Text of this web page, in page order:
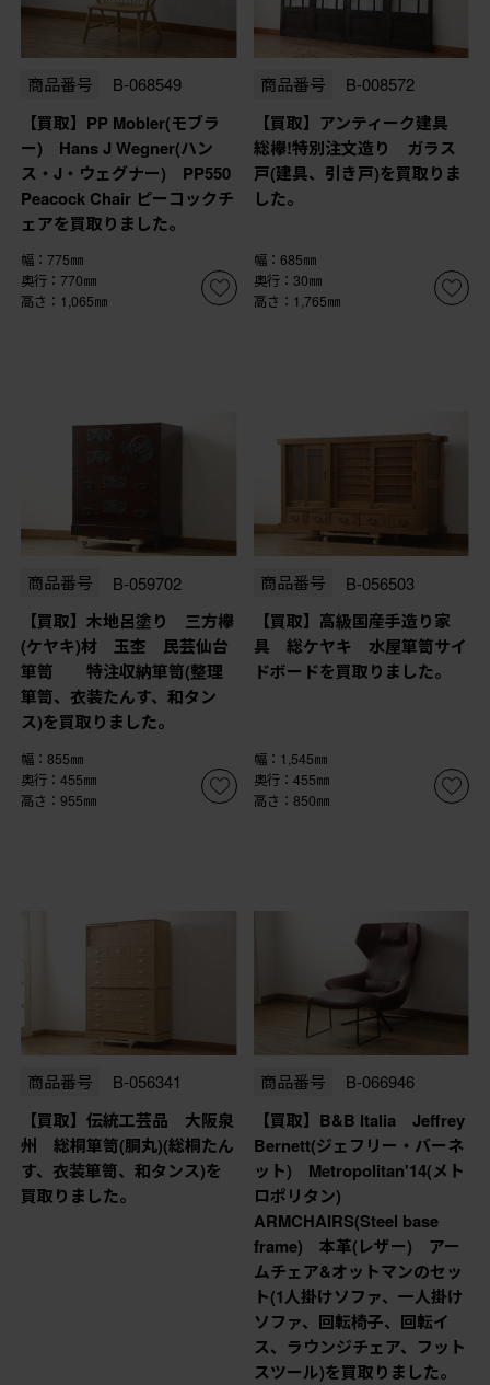
商品番号 B-068549
【買取】PP Mobler(モブラ
ー) Hans J Wegner(ハン
ス・J・ウェグナー) PP550
Peacock Chair ピーコックチ
ェアを買取りました。
幅：775㎜
奥行：770㎜
高さ：1,065㎜
商品番号 B-008572
【買取】アンティーク建具
総欅!特別注文造り ガラス
戸(建具、引き戸)を買取りま
した。
幅：685㎜
奥行：30㎜
高さ：1,765㎜
商品番号 B-059702
【買取】木地呂塗り 三方欅
(ケヤキ)材 玉杢 民芸仙台
箪笥 特注収納箪笥(整理
箪笥、衣装たんす、和タン
ス)を買取りました。
幅：855㎜
奥行：455㎜
高さ：955㎜
商品番号 B-056503
【買取】高級国産手造り家
具 総ケヤキ 水屋箪笥サイ
ドボードを買取りました。
幅：1,545㎜
奥行：455㎜
高さ：850㎜
商品番号 B-056341
【買取】伝統工芸品 大阪泉
州 総桐箪笥(胴丸)(総桐たん
す、衣装箪笥、和タンス)を
買取りました。
商品番号 B-066946
【買取】B&B Italia Jeffrey
Bernett(ジェフリー・バーネ
ット) Metropolitan'14(メト
ロポリタン)
ARMCHAIRS(Steel base
frame) 本革(レザー) アー
ムチェア&オットマンのセッ
ト(1人掛けソファ、一人掛け
ソファ、回転椅子、回転イ
ス、ラウンジチェア、フット
スツール)を買取りました。